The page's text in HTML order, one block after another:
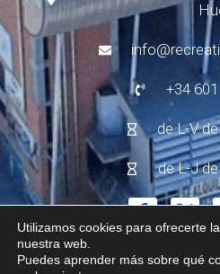
+34
de L-V
de L-J
Utilizamos cookies para ofrecerte
nuestra web.
Puedes aprender más sobre qué